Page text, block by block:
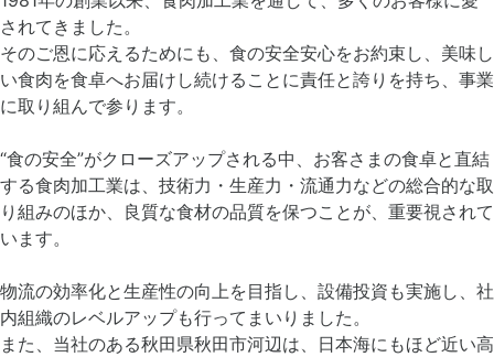
されてきました。
そのご恩に応えるためにも、食の安全安心をお約束し、美味し
い食肉を食卓へお届けし続けることに責任と誇りを持ち、事業
に取り組んで参ります。
“食の安全”がクローズアップされる中、お客さまの食卓と直結
する食肉加工業は、技術力・生産力・流通力などの総合的な取
り組みのほか、良質な食材の品質を保つことが、重要視されて
います。
物流の効率化と生産性の向上を目指し、設備投資も実施し、社
内組織のレベルアップも行ってまいりました。
また、当社のある秋田県秋田市河辺は、日本海にもほど近い高